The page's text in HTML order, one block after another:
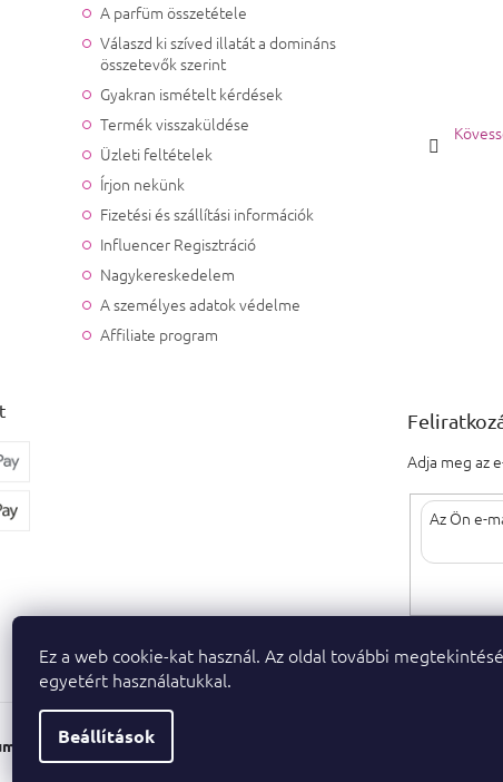
Ez a web cookie-kat használ. Az oldal további
egyetért használatukkal.
Beállítások
A parfüm összetétele
Válaszd ki szíved illatát a domináns
összetevők szerint
Gyakran ismételt kérdések
Termék visszaküldése
Üzleti feltételek
Írjon nekünk
Fizetési és szállítási információk
Influencer Regisztráció
Nagykereskedelem
A személyes adatok védelme
Affiliate program
Adja meg az
. Minden jog fenntartva.